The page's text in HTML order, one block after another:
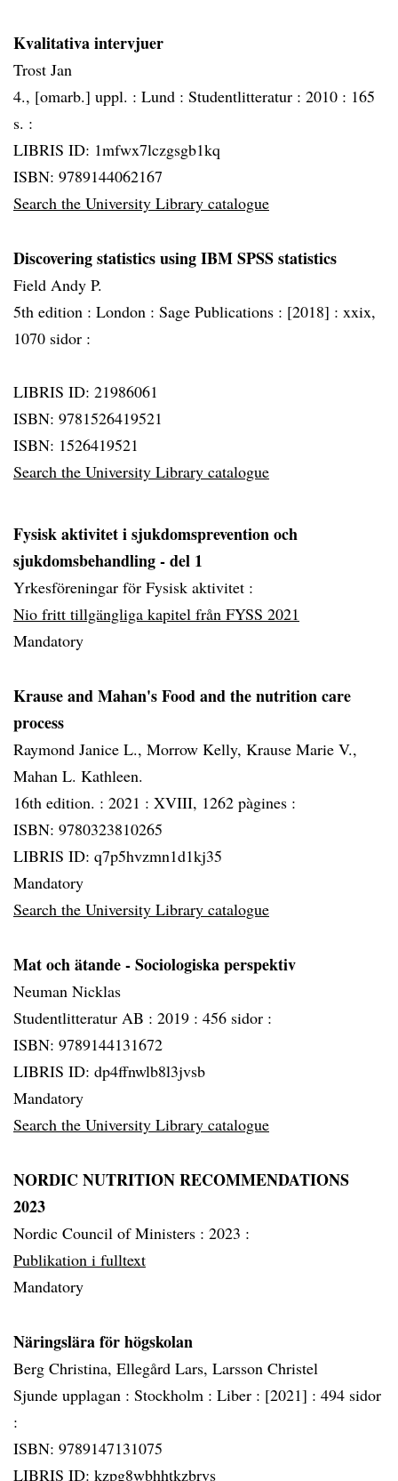
Kvalitativa intervjuer
Trost Jan
4., [omarb.] uppl. : Lund : Studentlitteratur : 2010 : 165
s. :
LIBRIS ID: 1mfwx7lczgsgb1kq
ISBN: 9789144062167
Search the University Library catalogue
Discovering statistics using IBM SPSS statistics
Field Andy P.
5th edition : London : Sage Publications : [2018] : xxix,
1070 sidor :
LIBRIS ID: 21986061
ISBN: 9781526419521
ISBN: 1526419521
Search the University Library catalogue
Fysisk aktivitet i sjukdomsprevention och
sjukdomsbehandling - del 1
Yrkesföreningar för Fysisk aktivitet :
Nio fritt tillgängliga kapitel från FYSS 2021
Mandatory
Krause and Mahan's Food and the nutrition care
process
Raymond Janice L., Morrow Kelly, Krause Marie V.,
Mahan L. Kathleen.
16th edition. : 2021 : XVIII, 1262 pàgines :
ISBN: 9780323810265
LIBRIS ID: q7p5hvzmn1d1kj35
Mandatory
Search the University Library catalogue
Mat och ätande - Sociologiska perspektiv
Neuman Nicklas
Studentlitteratur AB : 2019 : 456 sidor :
ISBN: 9789144131672
LIBRIS ID: dp4ffnwlb8l3jvsb
Mandatory
Search the University Library catalogue
NORDIC NUTRITION RECOMMENDATIONS
2023
Nordic Council of Ministers : 2023 :
Publikation i fulltext
Mandatory
Näringslära för högskolan
Berg Christina, Ellegård Lars, Larsson Christel
Sjunde upplagan : Stockholm : Liber : [2021] : 494 sidor
:
ISBN: 9789147131075
LIBRIS ID: kzpg8wbhhtkzbrvs